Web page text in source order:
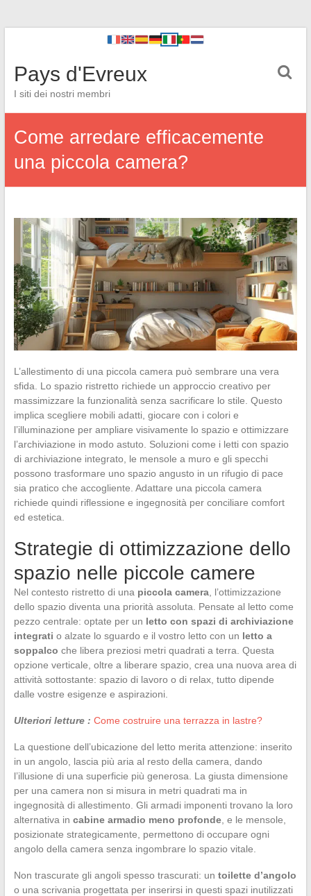
Pays d'Evreux
I siti dei nostri membri
Come arredare efficacemente
una piccola camera?
L’allestimento di una piccola camera può sembrare una vera
sfida. Lo spazio ristretto richiede un approccio creativo per
massimizzare la funzionalità senza sacrificare lo stile. Questo
implica scegliere mobili adatti, giocare con i colori e
l’illuminazione per ampliare visivamente lo spazio e ottimizzare
l’archiviazione in modo astuto. Soluzioni come i letti con spazio
di archiviazione integrato, le mensole a muro e gli specchi
possono trasformare uno spazio angusto in un rifugio di pace
sia pratico che accogliente. Adattare una piccola camera
richiede quindi riflessione e ingegnosità per conciliare comfort
ed estetica.
Strategie di ottimizzazione dello
spazio nelle piccole camere
Nel contesto ristretto di una piccola camera, l’ottimizzazione
dello spazio diventa una priorità assoluta. Pensate al letto come
pezzo centrale: optate per un letto con spazi di archiviazione
integrati o alzate lo sguardo e il vostro letto con un letto a
soppalco che libera preziosi metri quadrati a terra. Questa
opzione verticale, oltre a liberare spazio, crea una nuova area di
attività sottostante: spazio di lavoro o di relax, tutto dipende
dalle vostre esigenze e aspirazioni.
Ulteriori letture : Come costruire una terrazza in lastre?
La questione dell’ubicazione del letto merita attenzione: inserito
in un angolo, lascia più aria al resto della camera, dando
l’illusione di una superficie più generosa. La giusta dimensione
per una camera non si misura in metri quadrati ma in
ingegnosità di allestimento. Gli armadi imponenti trovano la loro
alternativa in cabine armadio meno profonde, e le mensole,
posizionate strategicamente, permettono di occupare ogni
angolo della camera senza ingombrare lo spazio vitale.
Non trascurate gli angoli spesso trascurati: un toilette d’angolo
o una scrivania progettata per inserirsi in questi spazi inutilizzati